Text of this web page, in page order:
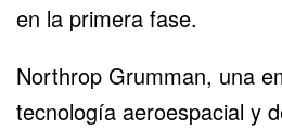
en la primera fase.
Northrop Grumman, una
tecnología aeroespacial y